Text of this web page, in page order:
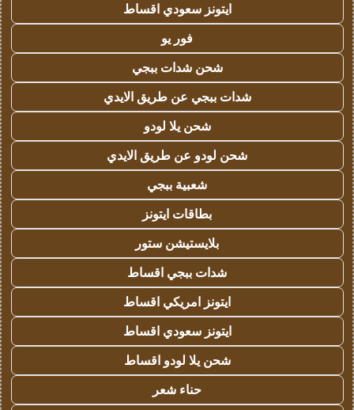
ايتونز سعودي اقساط
فور يو
شحن شدات ببجي
شدات ببجي عن طريق الايدي
شحن يلا لودو
شحن لودو عن طريق الايدي
شعبية ببجي
بطاقات ايتونز
بلايستيشن ستور
شدات ببجي اقساط
ايتونز امريكي اقساط
ايتونز سعودي اقساط
شحن يلا لودو اقساط
حناء شعر